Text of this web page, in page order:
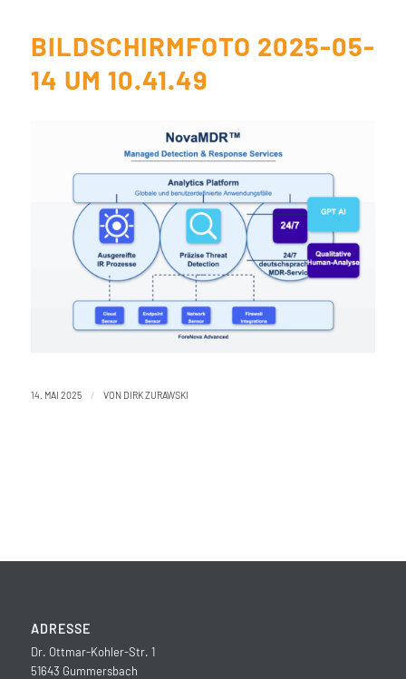
BILDSCHIRMFOTO 2025-05-
14 UM 10.41.49
14. MAI 2025 / VON DIRK ZURAWSKI
ADRESSE
Dr. Ottmar-Kohler-Str. 1
51643 Gummersbach